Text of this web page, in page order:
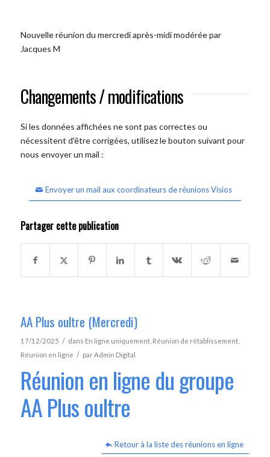
Nouvelle réunion du mercredi après-midi modérée par
Jacques M
Changements / modifications
Si les données affichées ne sont pas correctes ou
nécessitent d'être corrigées, utilisez le bouton suivant pour
nous envoyer un mail :
Envoyer un mail aux coordinateurs de réunions Visios
Partager cette publication
AA Plus oultre (Mercredi)
17/12/2025 / dans En ligne uniquement, Réunion de rétablissement,
Réunion en ligne / parAdmin Digital
Réunion en ligne du groupe
AA Plus oultre
Retour à la liste des réunions en ligne